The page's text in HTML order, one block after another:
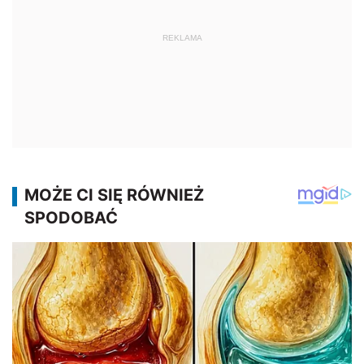
REKLAMA